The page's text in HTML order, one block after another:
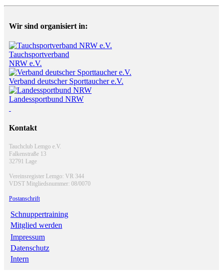
Wir sind organisiert in:
Tauchsportverband
NRW e.V.
Verband deutscher Sporttaucher e.V.
Landessportbund NRW
Kontakt
Tauchclub Lemgo e.V.
Falkenstraße 13
32791 Lage
Vereinsregister Lemgo: VR 344
VDST Mitgliedsnummer: 08/0070
Postanschrift
Schnuppertraining
Mitglied werden
Impressum
Datenschutz
Intern